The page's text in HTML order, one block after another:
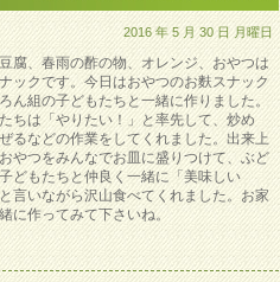
2016 年 5 月 30 日 月曜日
腐、春雨の酢の物、オレンジ、おやつは
ックです。今日はおやつのお麩スナック
ん組の子どもたちと一緒に作りました。
ちは「やりたい！」と率先して、炒め
るなどの作業をしてくれました。出来上
やつをみんなでお皿に盛りつけて、ぶど
どもたちと仲良く一緒に「美味しい
言いながら沢山食べてくれました。お家
に作ってみて下さいね。